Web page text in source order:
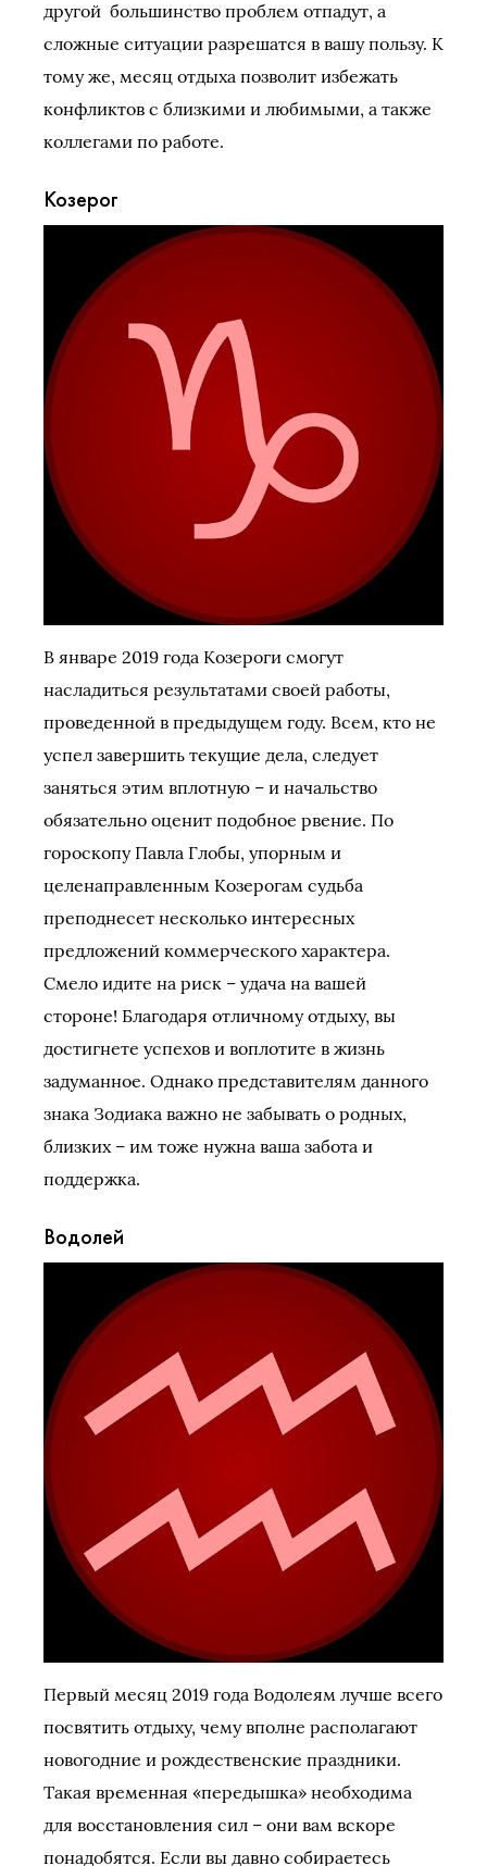
другой большинство проблем отпадут, а
сложные ситуации разрешатся в вашу пользу. К
тому же, месяц отдыха позволит избежать
конфликтов с близкими и любимыми, а также
коллегами по работе.
Козерог
В январе 2019 года Козероги смогут
насладиться результатами своей работы,
проведенной в предыдущем году. Всем, кто не
успел завершить текущие дела, следует
заняться этим вплотную – и начальство
обязательно оценит подобное рвение. По
гороскопу Павла Глобы, упорным и
целенаправленным Козерогам судьба
преподнесет несколько интересных
предложений коммерческого характера.
Смело идите на риск – удача на вашей
стороне! Благодаря отличному отдыху, вы
достигнете успехов и воплотите в жизнь
задуманное. Однако представителям данного
знака Зодиака важно не забывать о родных,
близких – им тоже нужна ваша забота и
поддержка.
Водолей
Первый месяц 2019 года Водолеям лучше всего
посвятить отдыху, чему вполне располагают
новогодние и рождественские праздники.
Такая временная «передышка» необходима
для восстановления сил – они вам вскоре
понадобятся. Если вы давно собираетесь